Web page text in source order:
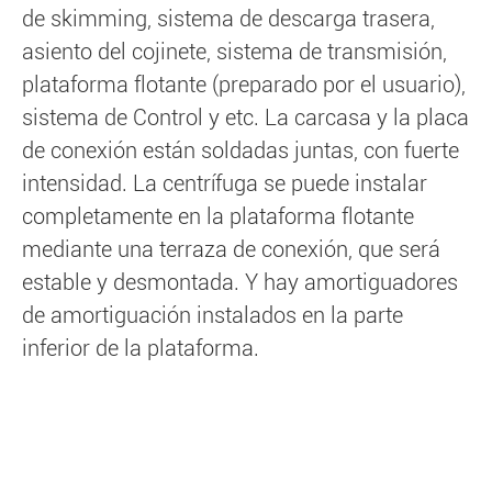
de skimming, sistema de descarga trasera,
asiento del cojinete, sistema de transmisión,
plataforma flotante (preparado por el usuario),
sistema de Control y etc. La carcasa y la placa
de conexión están soldadas juntas, con fuerte
intensidad. La centrífuga se puede instalar
completamente en la plataforma flotante
mediante una terraza de conexión, que será
estable y desmontada. Y hay amortiguadores
de amortiguación instalados en la parte
inferior de la plataforma.